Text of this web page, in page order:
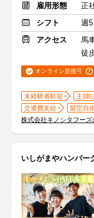
雇用形態
正
シフト
週
アクセス
馬
徒
オンライン面接可
未経験者歓迎 主婦(
交通費支給
髪型自
株式会社キノシタフー
いしがまやハンバー